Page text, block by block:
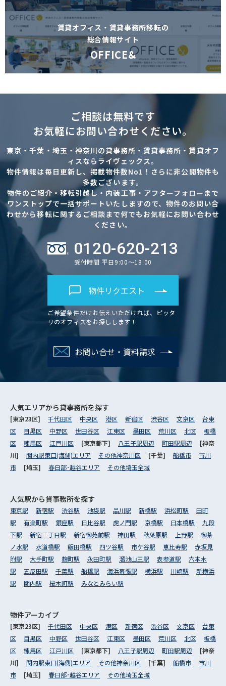
賃貸オフィス・賃貸事務所移転の
総合情報サイト
OFFICE&
ご相談は無料です
お気軽にお問い合わせください。
東京・千葉・埼玉・神奈川の貸事務所・賃貸事務所・賃貸オフ
ィスならライヴェックス。
物件情報は毎日更新し、掲載物件数No1！さらに非公開物件も
多数ございます。
物件のご紹介・移転引越し・内装工事・アフターフォローまで
ワンストップで一括サポートいたしますので、物件のお問い合
わせから移転に関するご相談まで何でもお気軽にお問い合わせ
ください。
0120-620-213
受付時間 平日9:00～18:00
物件リクエスト
ご希望条件だけお伝えいただければ、ピッタ
リのオフィスをお探しします！
お問い合せ・資料請求
人気エリアから貸事務所を探す
[東京23区] 千代田区 中央区 港区 新宿区 渋谷区 文京区
台東
区
目黒区 中野区 世田谷区 江東区 墨田区 荒川区 北区
板橋
区
練馬区 江戸川区 [東京都下] 八王子駅周辺 町田駅周辺
[神奈
川] 関内駅東口(海側)エリア その他神奈川区 [千葉] 船橋市
市川
市
[埼玉] 春日部･越谷エリア その他埼玉全域
人気駅から貸事務所を探す
東京駅 新宿駅 渋谷駅 池袋駅 品川駅 新橋駅 浜松町駅
田町
駅
有楽町駅 銀座駅 日比谷駅 虎ノ門駅 京橋駅 日本橋駅
九段
下駅
新宿三丁目駅 新宿御苑前駅 神田駅 秋葉原駅 上野駅
御茶
ノ水駅
水道橋駅 飯田橋駅 四ツ谷駅 市ケ谷駅 恵比寿駅
赤坂見
附駅
大手町駅 麹町駅 永田町駅 溜池山王駅 表参道駅
六本木
駅
五反田駅 千葉駅 船橋駅 海浜幕張駅 横浜駅 川崎駅
新横浜
駅
関内駅 桜木町駅 みなとみらい駅
物件アーカイブ
[東京23区] 千代田区 中央区 港区 新宿区 渋谷区 文京区
台東
区
目黒区 中野区 世田谷区 江東区 墨田区 荒川区 北区
板橋
区
練馬区 江戸川区 [東京都下] 八王子駅周辺 町田駅周辺
[神奈
川] 関内駅東口(海側)エリア その他神奈川区 [千葉] 船橋市
市川
市
[埼玉] 春日部･越谷エリア その他埼玉全域